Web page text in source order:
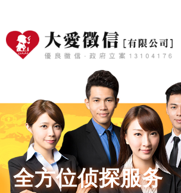
全方位侦探服务